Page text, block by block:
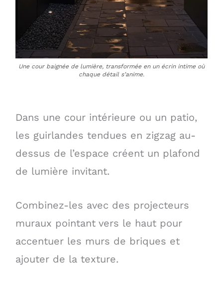
Une cour baignée de lumière, transformée en un écrin intime où
chaque détail s’anime.
Dans une cour intérieure ou un patio,
les guirlandes tendues en zigzag au-
dessus de l’espace créent un plafond
de lumière invitant.
Combinez-les avec des projecteurs
muraux pointant vers le haut pour
accentuer les murs de briques et
ajouter de la texture.